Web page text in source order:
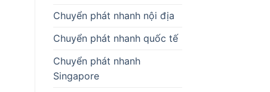
Chuyển phát nhanh nội địa
Chuyển phát nhanh quốc tế
Chuyển phát nhanh
Singapore